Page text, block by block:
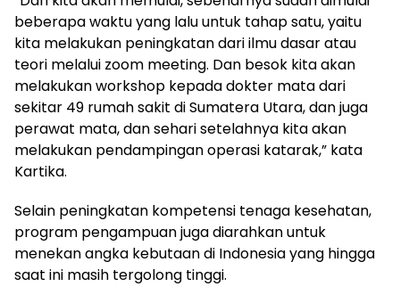
beberapa waktu yang lalu untuk tahap satu, yaitu
kita melakukan peningkatan dari ilmu dasar atau
teori melalui zoom meeting. Dan besok kita akan
melakukan workshop kepada dokter mata dari
sekitar 49 rumah sakit di Sumatera Utara, dan juga
perawat mata, dan sehari setelahnya kita akan
melakukan pendampingan operasi katarak,” kata
Kartika.
Selain peningkatan kompetensi tenaga kesehatan,
program pengampuan juga diarahkan untuk
menekan angka kebutaan di Indonesia yang hingga
saat ini masih tergolong tinggi.